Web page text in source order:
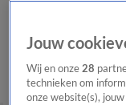
Jouw
Wij en onze28
technieken om
onze website(s),